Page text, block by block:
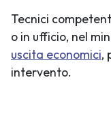
Tecnici
o in ufficio, nel
uscita economici,
intervento.